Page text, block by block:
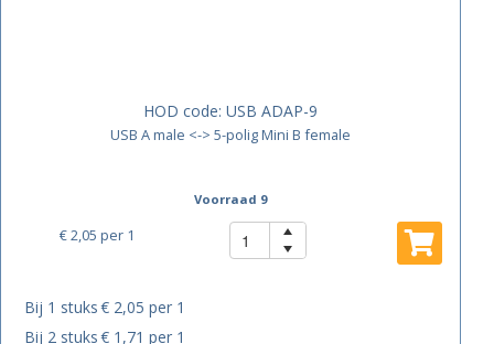
HOD code: USB ADAP-9
USB A male <-> 5-polig Mini B female
Voorraad 9
€ 2,05 per 1
Bij 1 stuks€ 2,05 per 1
Bij 2 stuks€ 1,71 per 1